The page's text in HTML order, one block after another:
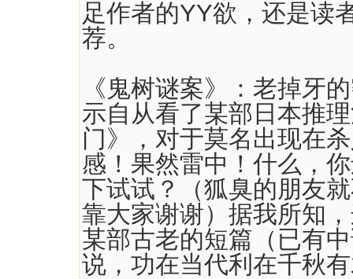
足作者的YY欲，还是读
荐。
《鬼树谜案》：老掉牙
示自从看了某部日本推
门》，对于莫名出现在
感！果然雷中！什么，
下试试？（狐臭的朋友
靠大家谢谢）据我所知
某部古老的短篇（已有
说，功在当代利在千秋